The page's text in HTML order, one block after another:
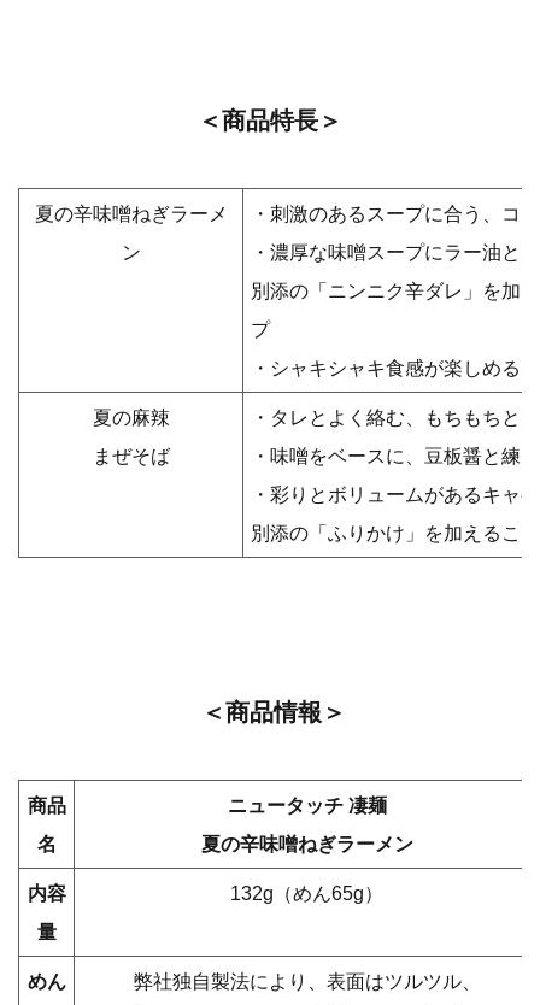
＜商品特長＞
夏の辛味噌ねぎラーメ
ン
・刺激のあるスープに合う、コ
・濃厚な味噌スープにラー油と
別添の「ニンニク辛ダレ」を加
プ
・シャキシャキ食感が楽しめる
夏の麻辣
まぜそば
・タレとよく絡む、もちもちと
・味噌をベースに、豆板醤と練
・彩りとボリュームがあるキャ
別添の「ふりかけ」を加えるこ
＜商品情報＞
商品
名
ニュータッチ 凄麺
夏の辛味噌ねぎラーメン
内容
量
132g（めん65g）
めん
弊社独自製法により、表面はツルツル、